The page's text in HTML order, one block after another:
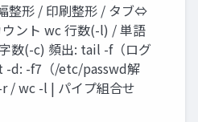
整形 / 印刷整形 / タブ⇔
ウント wc 行数(-l) / 単語
数(-c) 頻出: tail -f（ログ
-d: -f7（/etc/passwd解
/ wc -l | パイプ組合せ